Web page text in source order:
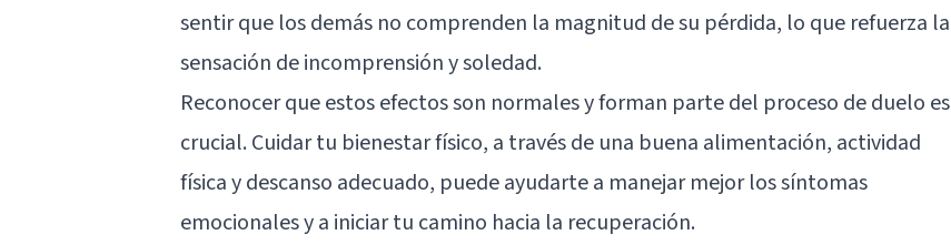
sentir que los demás no comprenden la magnitud de su pérdida, lo que refuerza la
sensación de incomprensión y soledad.
Reconocer que estos efectos son normales y forman parte del proceso de duelo es
crucial. Cuidar tu bienestar físico, a través de una buena alimentación, actividad
física y descanso adecuado, puede ayudarte a manejar mejor los síntomas
emocionales y a iniciar tu camino hacia la recuperación.